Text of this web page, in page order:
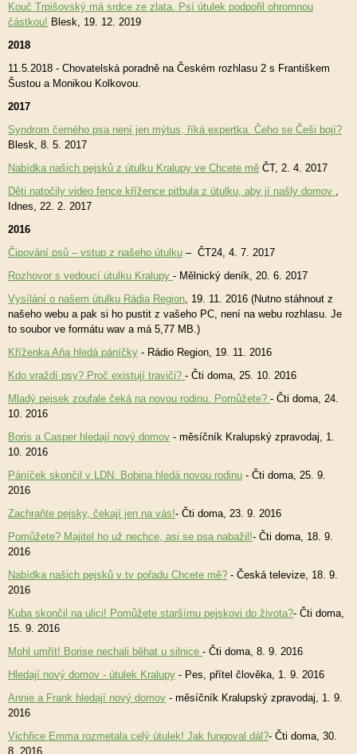
Kouč Trpišovský má srdce ze zlata. Psí útulek podpořil ohromnou
částkou! Blesk, 19. 12. 2019
2018
11.5.2018 - Chovatelská poradně na Českém rozhlasu 2 s Františkem
Šustou a Monikou Kolkovou.
2017
Syndrom černého psa není jen mýtus, říká expertka. Čeho se Češi bojí?
Blesk, 8. 5. 2017
Nabídka našich pejsků z útulku Kralupy ve Chcete mě ČT, 2. 4. 2017
Děti natočily video fence křížence pitbula z útulku, aby jí našly domov ,
Idnes, 22. 2. 2017
2016
Čipování psů – vstup z našeho útulku – ČT24, 4. 7. 2017
Rozhovor s vedoucí útulku Kralupy - Mělnický deník, 20. 6. 2017
Vysílání o našem útulku Rádia Region, 19. 11. 2016 (Nutno stáhnout z
našeho webu a pak si ho pustit z vašeho PC, není na webu rozhlasu. Je
to soubor ve formátu wav a má 5,77 MB.)
Kříženka Aňa hledá páníčky - Rádio Region, 19. 11. 2016
Kdo vraždí psy? Proč existují traviči? - Čti doma, 25. 10. 2016
Mladý pejsek zoufale čeká na novou rodinu. Pomůžete? - Čti doma, 24.
10. 2016
Boris a Casper hledají nový domov - měsíčník Kralupský zpravodaj, 1.
10. 2016
Páníček skončil v LDN. Bobina hledá novou rodinu - Čti doma, 25. 9.
2016
Zachraňte pejsky, čekají jen na vás!- Čti doma, 23. 9. 2016
Pomůžete? Majitel ho už nechce, asi se psa nabažil!- Čti doma, 18. 9.
2016
Nabídka našich pejsků v tv pořadu Chcete mě? - Česká televize, 18. 9.
2016
Kuba skončil na ulici! Pomůžete staršímu pejskovi do života?- Čti doma,
15. 9. 2016
Mohl umřít! Borise nechali běhat u silnice - Čti doma, 8. 9. 2016
Hledají nový domov - útulek Kralupy - Pes, přítel člověka, 1. 9. 2016
Annie a Frank hledají nový domov - měsíčník Kralupský zpravodaj, 1. 9.
2016
Vichřice Emma rozmetala celý útulek! Jak fungoval dál?- Čti doma, 30.
8. 2016